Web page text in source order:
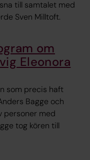
till samtalet med
Sven Milltoft.
om
Eleonora
som precis haft
Bagge och
personer med
tog kören till